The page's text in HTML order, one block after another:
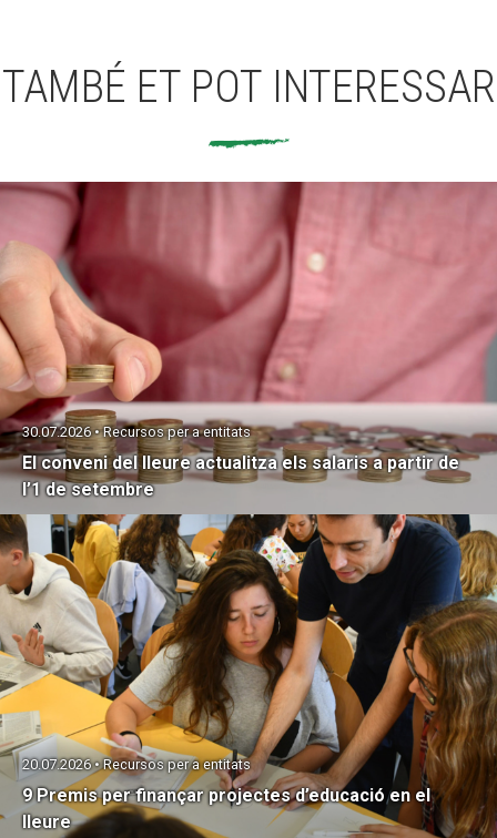
TAMBÉ ET POT INTERESSAR
El conveni del lleure actualitza els salaris a partir de
l’1 de setembre
30.07.2026 • Recursos per a entitats
9 Premis per finançar projectes d’educació en el
lleure
20.07.2026 • Recursos per a entitats
Fes un donatiu